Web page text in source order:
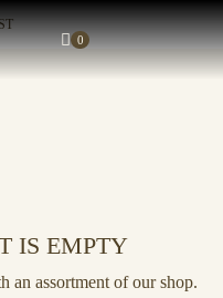
0
IS EMPTY
an assortment of our shop.